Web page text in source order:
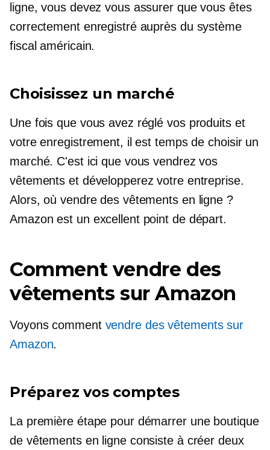
ligne, vous devez vous assurer que vous êtes
correctement enregistré auprès du système
fiscal américain.
Choisissez un marché
Une fois que vous avez réglé vos produits et
votre enregistrement, il est temps de choisir un
marché. C'est ici que vous vendrez vos
vêtements et développerez votre entreprise.
Alors, où vendre des vêtements en ligne ?
Amazon est un excellent point de départ.
Comment vendre des
vêtements sur Amazon
Voyons comment vendre des vêtements sur
Amazon.
Préparez vos comptes
La première étape pour démarrer une boutique
de vêtements en ligne consiste à créer deux